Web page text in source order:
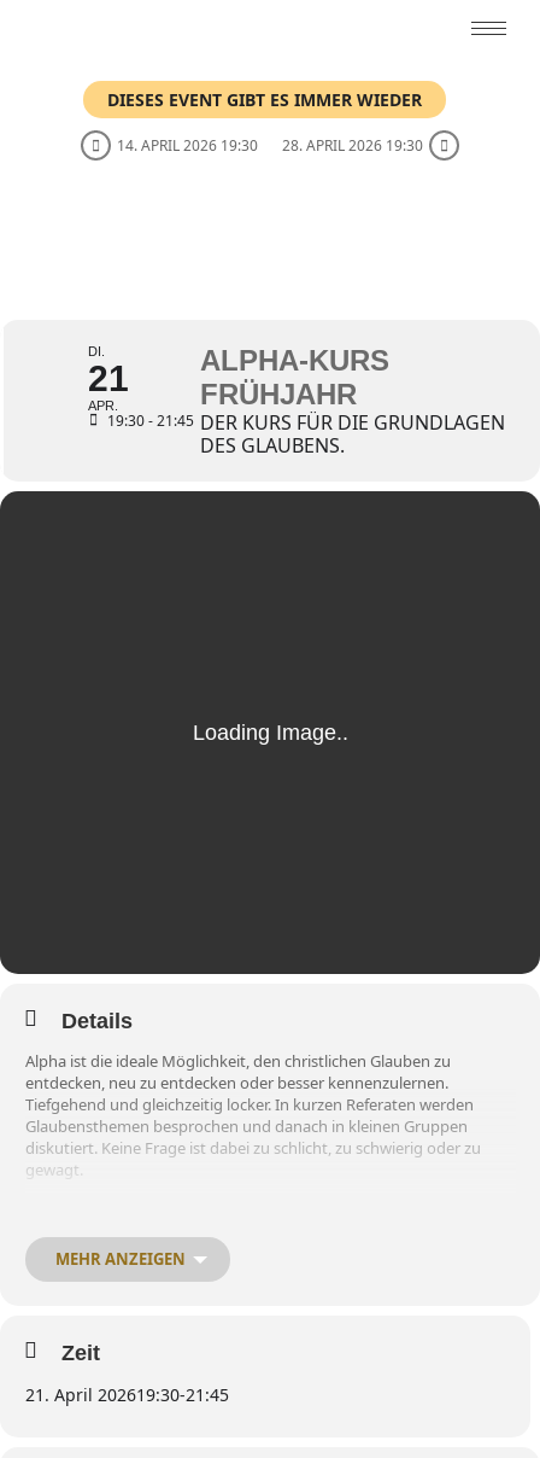
DIESES EVENT GIBT ES IMMER WIEDER
14. APRIL 2026 19:30 28. APRIL 2026 19:30
DI.
21
APR.
19:30 - 21:45
ALPHA-KURS
FRÜHJAHR
DER KURS FÜR DIE GRUNDLAGEN
DES GLAUBENS.
Details
Alpha ist die ideale Möglichkeit, den christlichen Glauben zu
entdecken, neu zu entdecken oder besser kennenzulernen.
Tiefgehend und gleichzeitig locker. In kurzen Referaten werden
Glaubensthemen besprochen und danach in kleinen Gruppen
diskutiert. Keine Frage ist dabei zu schlicht, zu schwierig oder zu
gewagt.
Wenn du noch Fragen hast meld dich gern unter
alpha@pforzheimer-stadtmission.de
Ein Alpha-Wochenende wird evtl. zusätzlich stattfinden. Die
MEHR ANZEIGEN
Zeit
21. April 202619:30-21:45